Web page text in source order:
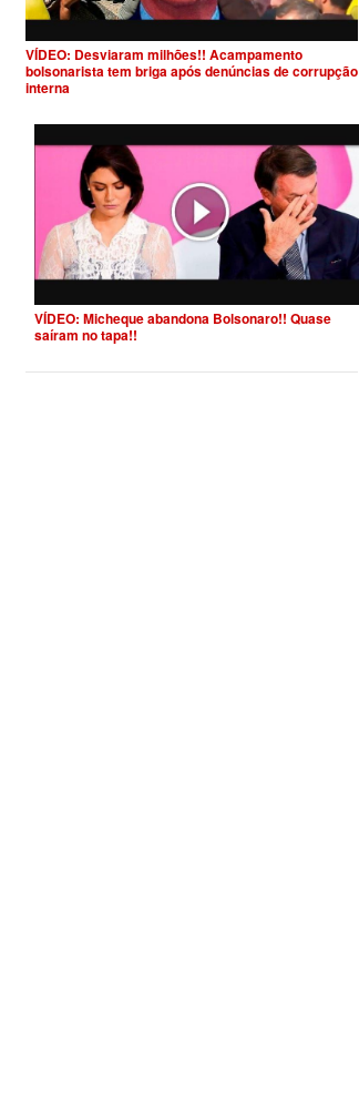
VÍDEO: Desviaram milhões!! Acampamento
bolsonarista tem briga após denúncias de corrupção
interna
VÍDEO: Micheque abandona Bolsonaro!! Quase
saíram no tapa!!